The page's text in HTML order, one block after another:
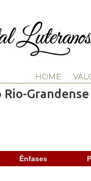
HOME
Grandense
Ênfases